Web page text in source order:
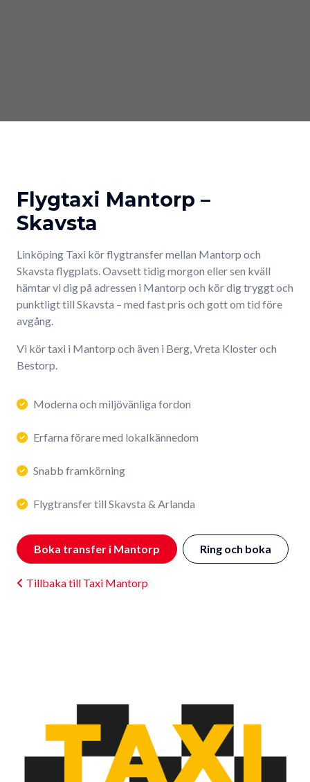
Flygtaxi Mantorp –
Skavsta
Linköping Taxi kör flygtransfer mellan Mantorp och
Skavsta flygplats. Oavsett tidig morgon eller sen kväll
hämtar vi dig på adressen i Mantorp och kör dig tryggt och
punktligt till Skavsta – med fast pris och gott om tid före
avgång.
Vi kör taxi i Mantorp och även i Berg, Vreta Kloster och
Bestorp.
Moderna och miljövänliga fordon
Erfarna förare med lokalkännedom
Snabb framkörning
Flygtransfer till Skavsta & Arlanda
Boka transfer i Mantorp Ring och boka
Tillbaka till Taxi Mantorp